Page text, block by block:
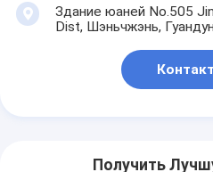
Здание юаней No.505
Dist, Шэньчжэнь,
Контакт
Получить